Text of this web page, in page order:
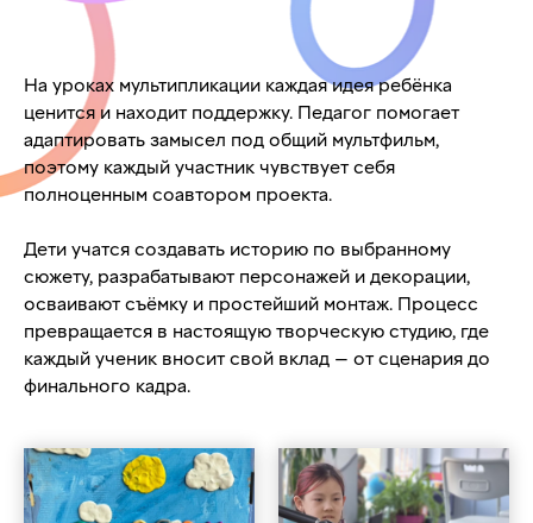
На уроках мультипликации каждая идея ребёнка
ценится и находит поддержку. Педагог помогает
адаптировать замысел под общий мультфильм,
поэтому каждый участник чувствует себя
полноценным соавтором проекта.
Дети учатся создавать историю по выбранному
сюжету, разрабатывают персонажей и декорации,
осваивают съёмку и простейший монтаж. Процесс
превращается в настоящую творческую студию, где
каждый ученик вносит свой вклад — от сценария до
финального кадра.